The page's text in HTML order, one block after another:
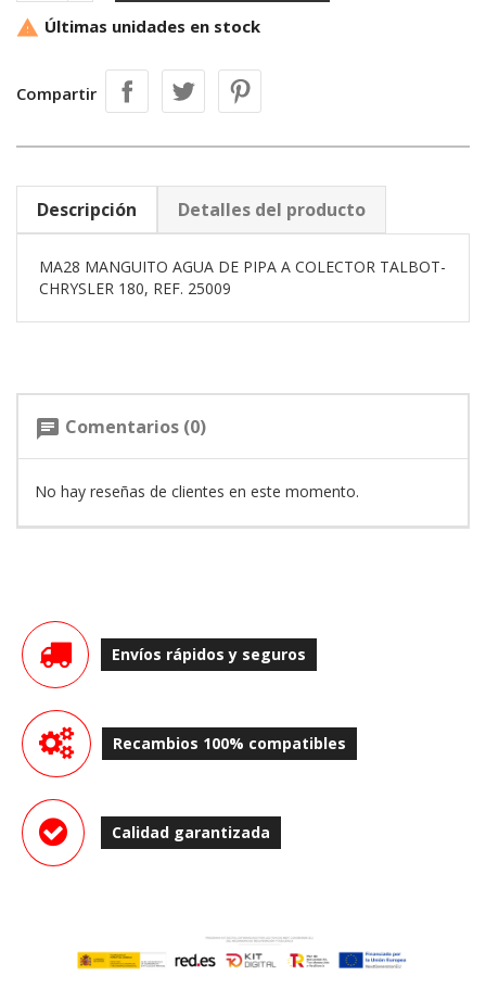
 Últimas unidades en stock
Compartir
Descripción Detalles del producto
MA28 MANGUITO AGUA DE PIPA A COLECTOR TALBOT-
CHRYSLER 180, REF. 25009
chat Comentarios (0)
No hay reseñas de clientes en este momento.
Envíos rápidos y seguros
Recambios 100% compatibles
Calidad garantizada